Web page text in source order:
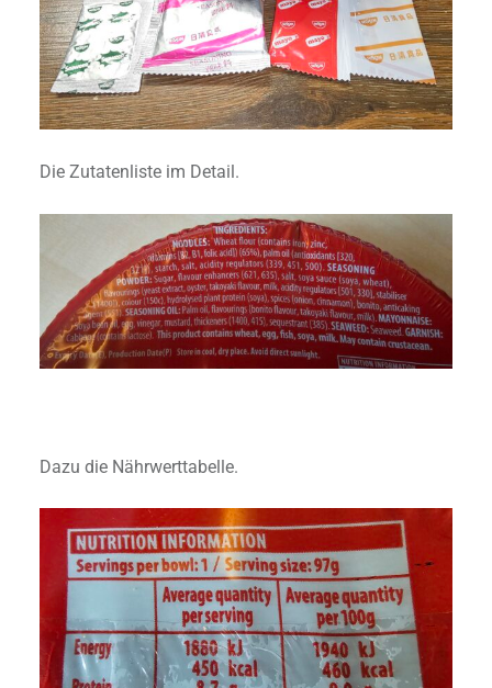
Die Zutatenliste im Detail.
Dazu die Nährwerttabelle.